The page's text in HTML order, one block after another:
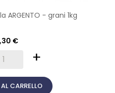
- grani 1kg
€
+
CARRELLO